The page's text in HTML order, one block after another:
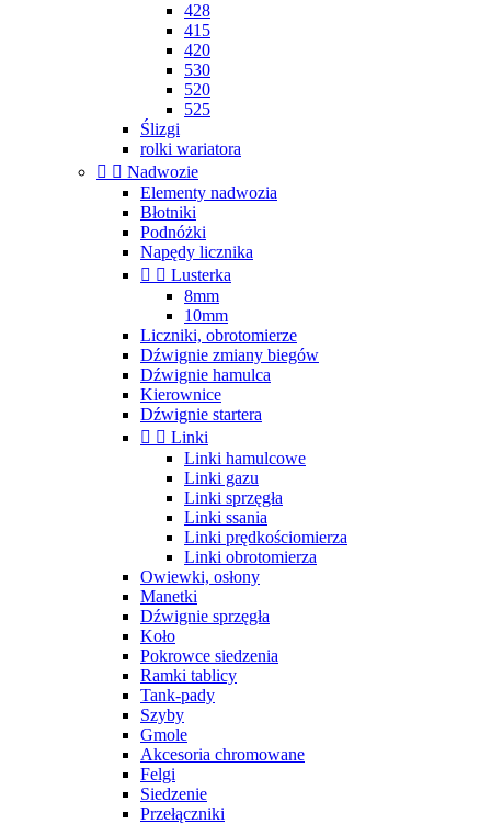
428
415
420
530
520
525
Ślizgi
rolki wariatora
  Nadwozie
Elementy nadwozia
Błotniki
Podnóżki
Napędy licznika
  Lusterka
8mm
10mm
Liczniki, obrotomierze
Dźwignie zmiany biegów
Dźwignie hamulca
Kierownice
Dźwignie startera
  Linki
Linki hamulcowe
Linki gazu
Linki sprzęgła
Linki ssania
Linki prędkościomierza
Linki obrotomierza
Owiewki, osłony
Manetki
Dźwignie sprzęgła
Koło
Pokrowce siedzenia
Ramki tablicy
Tank-pady
Szyby
Gmole
Akcesoria chromowane
Felgi
Siedzenie
Przełączniki